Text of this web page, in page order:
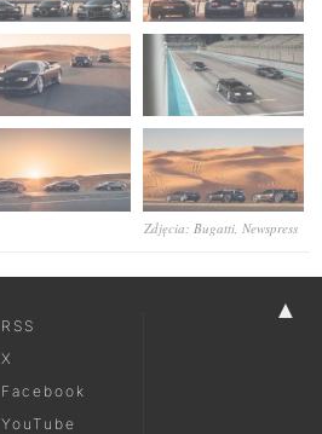
Zdjęcia: Bugatti, Newspress
▲
RSS
X
Facebook
YouTube